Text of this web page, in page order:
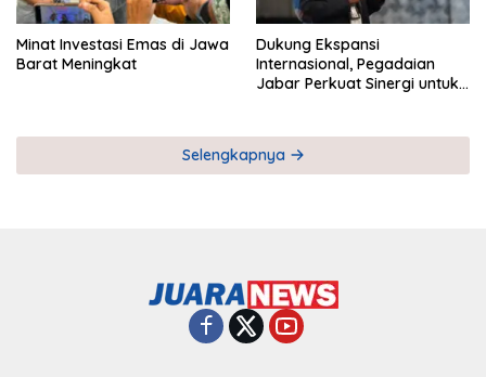
Minat Investasi Emas di Jawa
Barat Meningkat
Dukung Ekspansi
Internasional, Pegadaian
Jabar Perkuat Sinergi untuk
Selengkapnya